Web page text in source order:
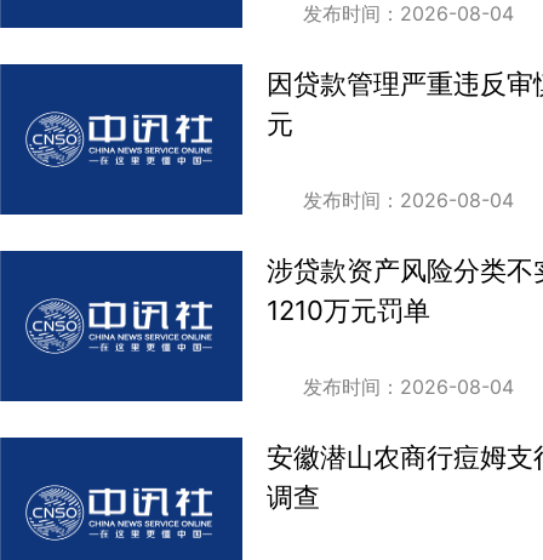
发布时间：2026-08-04
因贷款管理严重违反
元
发布时间：2026-08-04
涉贷款资产风险分类
1210万元罚单
发布时间：2026-08-04
安徽潜山农商行痘姆
调查